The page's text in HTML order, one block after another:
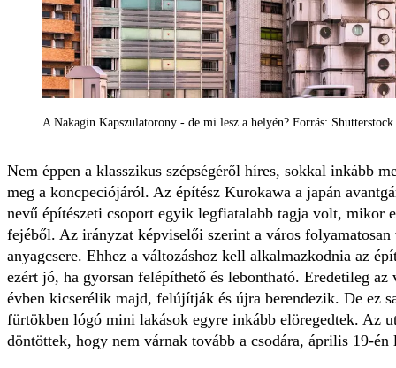
A Nakagin Kapszulatorony - de mi lesz a helyén? Forrás:
Nem éppen a klasszikus szépségéről híres, sokkal inkább
meg a koncpeciójáról. Az építész Kurokawa a japán
nevű építészeti csoport egyik legfiatalabb tagja volt, mikor
fejéből. Az irányzat képviselői szerint a város
anyagcsere. Ehhez a változáshoz kell alkalmazkodnia az
ezért jó, ha gyorsan felépíthető és lebontható. Eredetileg
évben kicserélik majd, felújítják és újra berendezik. De ez
fürtökben lógó mini lakások egyre inkább elöregedtek. Az
döntöttek, hogy nem várnak tovább a csodára, április 19-